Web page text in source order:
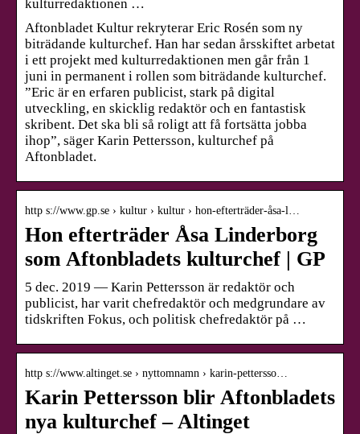
kulturredaktionen …
Aftonbladet Kultur rekryterar Eric Rosén som ny
biträdande kulturchef. Han har sedan årsskiftet arbetat
i ett projekt med kulturredaktionen men går från 1
juni in permanent i rollen som biträdande kulturchef.
”Eric är en erfaren publicist, stark på digital
utveckling, en skicklig redaktör och en fantastisk
skribent. Det ska bli så roligt att få fortsätta jobba
ihop”, säger Karin Pettersson, kulturchef på
Aftonbladet.
http s://www.gp.se › kultur › kultur › hon-efterträder-åsa-l…
Hon efterträder Åsa Linderborg
som Aftonbladets kulturchef | GP
5 dec. 2019 — Karin Pettersson är redaktör och
publicist, har varit chefredaktör och medgrundare av
tidskriften Fokus, och politisk chefredaktör på …
http s://www.altinget.se › nyttomnamn › karin-pettersso…
Karin Pettersson blir Aftonbladets
nya kulturchef – Altinget